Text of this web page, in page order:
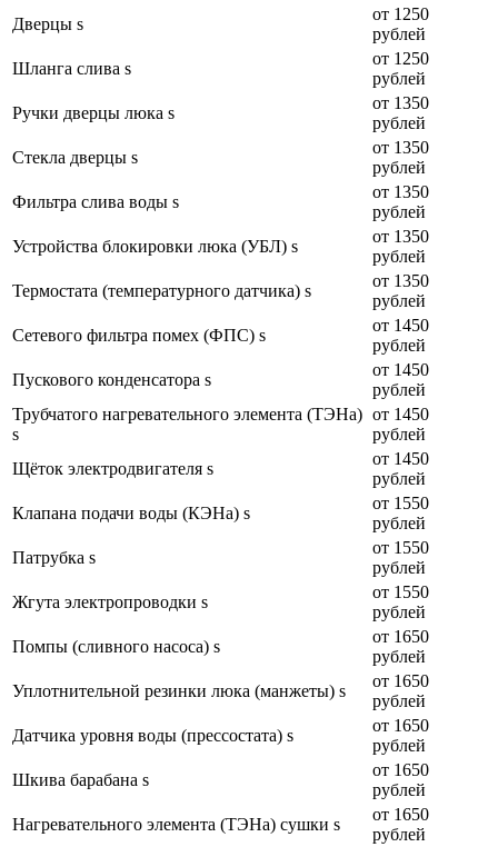
Дверцы s
от 1250
рублей
Шланга слива s
от 1250
рублей
Ручки дверцы люка s
от 1350
рублей
Стекла дверцы s
от 1350
рублей
Фильтра слива воды s
от 1350
рублей
Устройства блокировки люка (УБЛ) s
от 1350
рублей
Термостата (температурного датчика) s
от 1350
рублей
Сетевого фильтра помех (ФПС) s
от 1450
рублей
Пускового конденсатора s
от 1450
рублей
Трубчатого нагревательного элемента (ТЭНа)
s
от 1450
рублей
Щёток электродвигателя s
от 1450
рублей
Клапана подачи воды (КЭНа) s
от 1550
рублей
Патрубка s
от 1550
рублей
Жгута электропроводки s
от 1550
рублей
Помпы (сливного насоса) s
от 1650
рублей
Уплотнительной резинки люка (манжеты) s
от 1650
рублей
Датчика уровня воды (прессостата) s
от 1650
рублей
Шкива барабана s
от 1650
рублей
Нагревательного элемента (ТЭНа) сушки s
от 1650
рублей